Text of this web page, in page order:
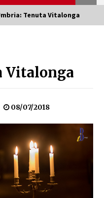
di Toscana
Italiani
Tenuta Vitalonga
Vitalonga
08/07/2018